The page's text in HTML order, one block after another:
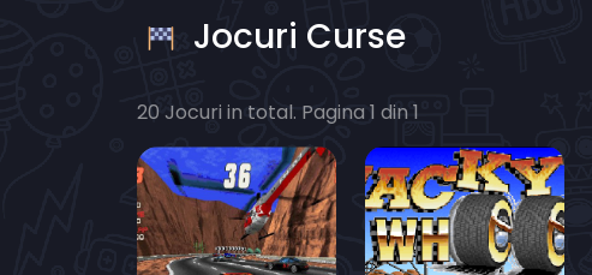
Jocuri Curse
20 Jocuri in total. Pagina 1 din 1